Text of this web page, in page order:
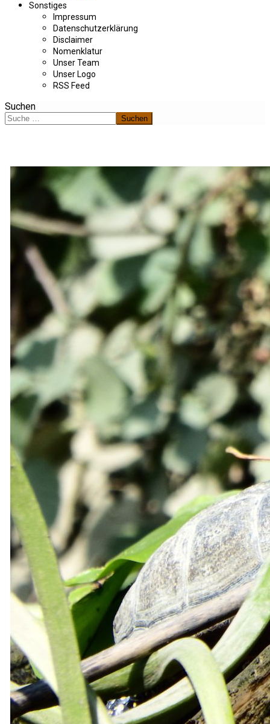
Sonstiges
Impressum
Datenschutzerklärung
Disclaimer
Nomenklatur
Unser Team
Unser Logo
RSS Feed
Suchen
Suchen